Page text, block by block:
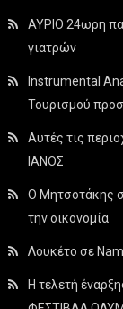
ΑΥΡΙΟ 24ωρη
γιατρών
Instrumental
Τουρισμού
Αυτές τις
ΙΑΝΟΣ
Ο Μητσοτάκης
την οικονομία
Λουκέτο σε
Η τελετή